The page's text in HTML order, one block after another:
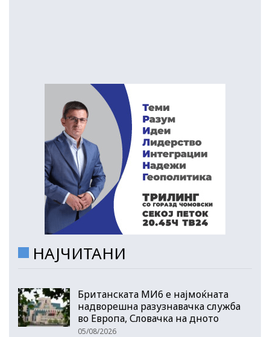
НАЈЧИТАНИ
Британската МИ6 е најмоќната
надворешна разузнавачка служба
во Европа, Словачка на дното
05/08/2026